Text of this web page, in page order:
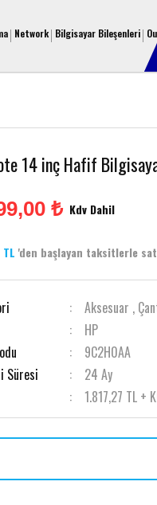
Network Bilgisayar Bileşenleri
14 inç Hafif
₺ Kdv Dahil
'den başlayan taksitlerle
Aksesuar ,
HP
9C2H0AA
Süresi
24 Ay
1.817,27 TL +